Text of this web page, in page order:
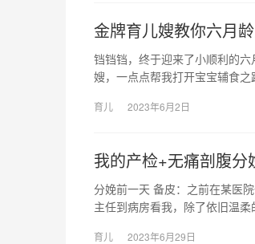
金牌育儿嫂教你六月
铛铛铛，终于迎来了小顺利的
嫂，一点点帮我打开宝宝辅食
育儿 2023年6月2日
我的产检+无痛剖腹分
分娩前一天 备皮：之前在某医
主任到病房看我，除了依旧温
育儿 2023年6月29日